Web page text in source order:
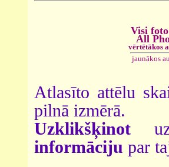
Visi
All
vērtētākos
jaunākos
Atlasīto attēlu
pilnā izmērā.
Uzklikšķinot
informāciju par